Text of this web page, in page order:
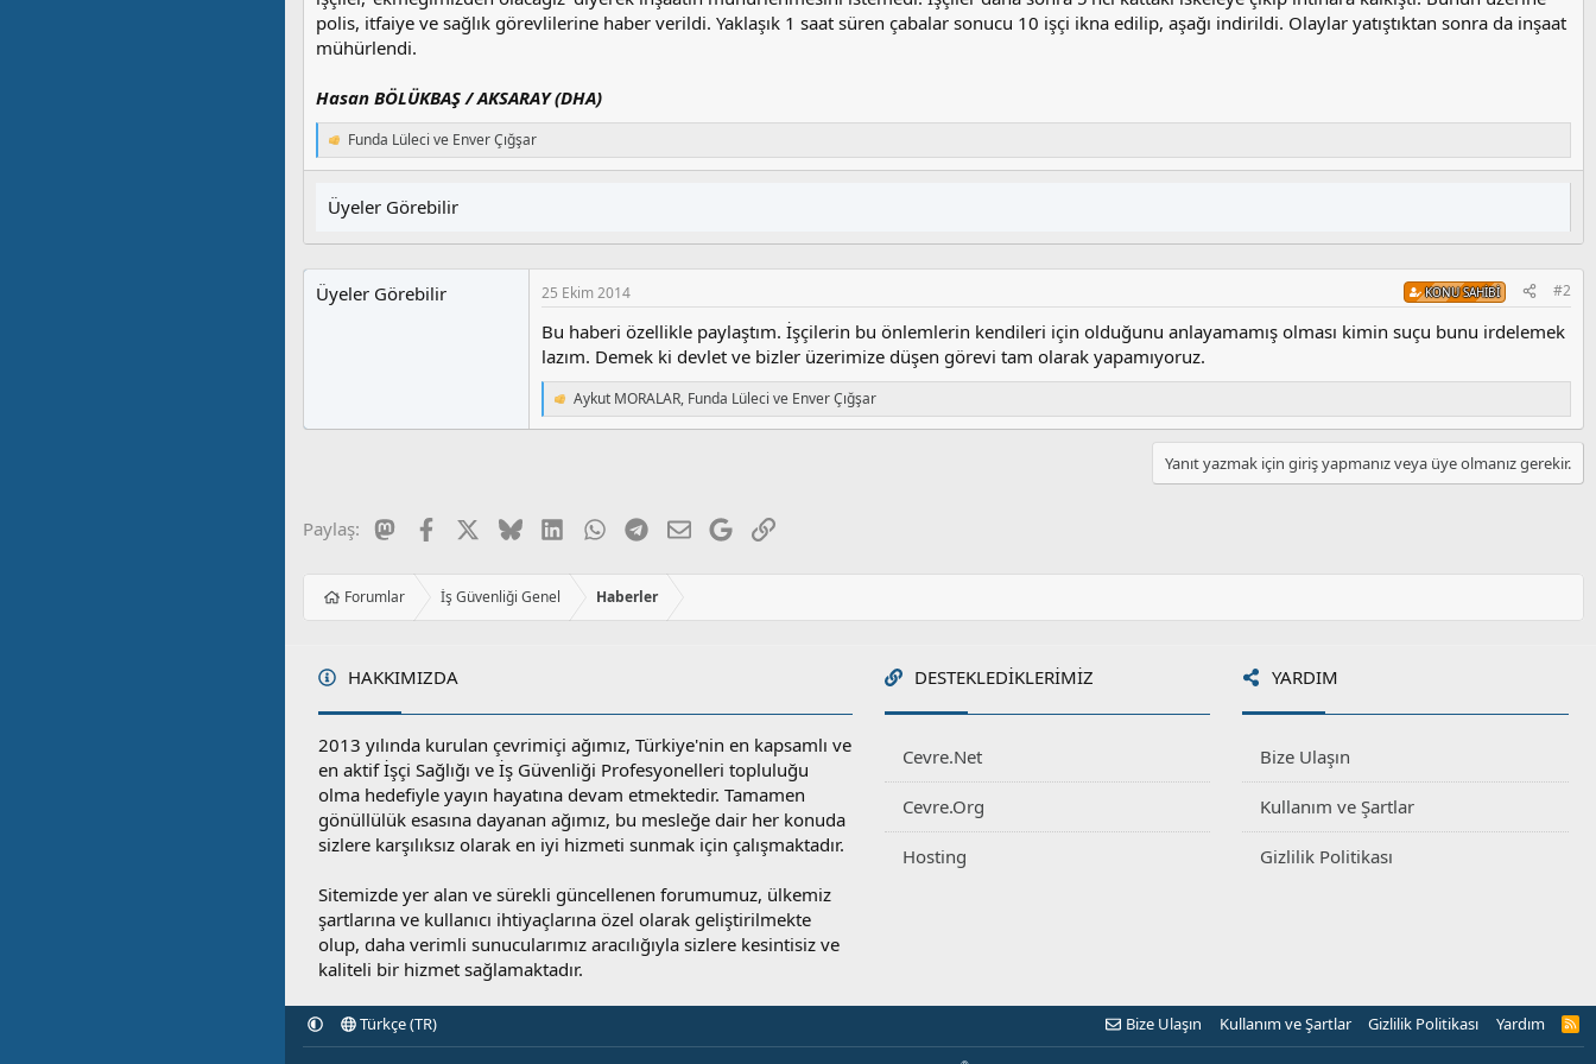
polis, itfaiye ve sağlık görevlilerine haber verildi. Yaklaşık 1 saat süren çabalar sonucu 10 işçi ikna edilip, aşağı indirildi. Olaylar yatıştıktan sonra da inşaat
mühürlendi.
Hasan BÖLÜKBAŞ / AKSARAY (DHA)
T
e
k
l
r
:
Funda Lüleci ve Enver Çığşar
Üyeler Görebilir
Üyeler Görebilir 25 Ekim 2014 KONU SAHIBI #2
Bu haberi özellikle paylaştım. İşçilerin bu önlemlerin kendileri için olduğunu anlayamamış olması kimin suçu bunu irdelemek
lazım. Demek ki devlet ve bizler üzerimize düşen görevi tam olarak yapamıyoruz.
T
e
e
r
Aykut MORALAR, Funda Lüleci ve Enver Çığşar
Yanıt yazmak için giriş yapmanız veya üye olmanız gerekir.
Paylaş: MastodonFacebook BlueskyLinkedInWhatsApp
Telegram
E-postaGoogleLink
Forumlar İş Güvenliği Genel Haberler
HAKKIMIZDA
2013 yılında kurulan çevrimiçi ağımız, Türkiye'nin en kapsamlı ve
en aktif İşçi Sağlığı ve İş Güvenliği Profesyonelleri topluluğu
olma hedefiyle yayın hayatına devam etmektedir. Tamamen
gönüllülük esasına dayanan ağımız, bu mesleğe dair her konuda
sizlere karşılıksız olarak en iyi hizmeti sunmak için çalışmaktadır.
Sitemizde yer alan ve sürekli güncellenen forumumuz, ülkemiz
şartlarına ve kullanıcı ihtiyaçlarına özel olarak geliştirilmekte
olup, daha verimli sunucularımız aracılığıyla sizlere kesintisiz ve
kaliteli bir hizmet sağlamaktadır.
DESTEKLEDIKLERIMIZ
Cevre.Net
Cevre.Org
Hosting
YARDIM
Bize Ulaşın
Kullanım ve Şartlar
Gizlilik Politikası
Türkçe (TR) Bize Ulaşın Kullanım ve Şartlar Gizlilik Politikası Yardım
R